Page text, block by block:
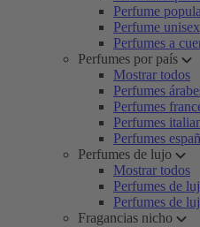
Perfume
Perfume unisex
Perfumes a
Perfumes por país
Mostrar todos
Perfumes
Perfumes
Perfumes
Perfumes
Perfumes de lujo
Mostrar todos
Perfumes de
Perfumes de
Fragancias nicho